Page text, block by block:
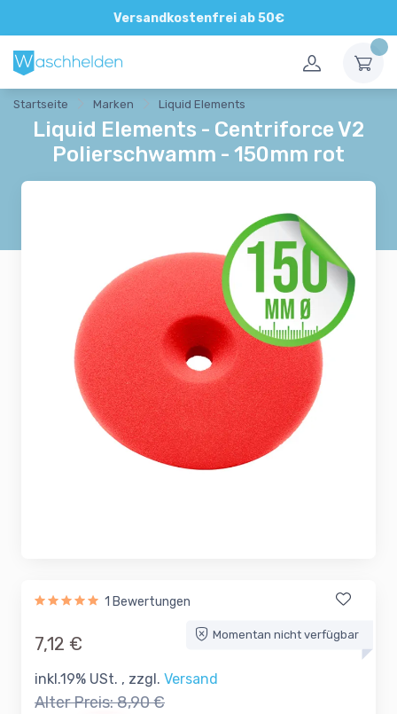
Versandkostenfrei ab 50€
Direkte und persönliche Beratung
Startseite Marken Liquid Elements
Liquid Elements - Centriforce V2
Polierschwamm - 150mm rot
1 Bewertungen
Momentan nicht verfügbar
7,12 €
inkl.19% USt. , zzgl. Versand
Alter Preis:8,90 €